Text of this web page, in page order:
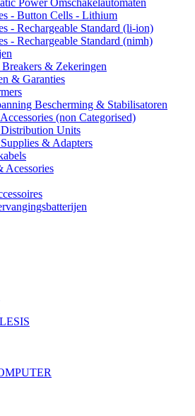
- Button Cells - Lithium
- Rechargeable Standard (li-ion)
- Rechargeable Standard (nimh)
& Zekeringen
& Garanties
Bescherming & Stabilisatoren
(non Categorised)
Units
& Adapters
Acessories